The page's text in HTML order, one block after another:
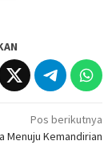
Pos berikutnya
Menuju Kemandirian